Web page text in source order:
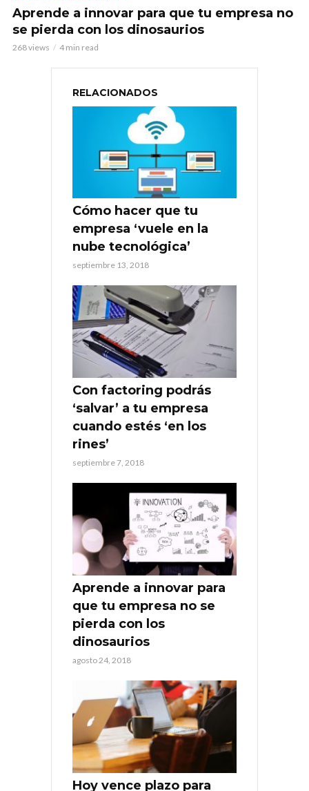
Aprende a innovar para que tu empresa no
se pierda con los dinosaurios
268 views 4 min read
RELACIONADOS
Cómo hacer que tu
empresa ‘vuele en la
nube tecnológica’
septiembre 13, 2018
Con factoring podrás
‘salvar’ a tu empresa
cuando estés ‘en los
rines’
septiembre 7, 2018
Aprende a innovar para
que tu empresa no se
pierda con los
dinosaurios
agosto 24, 2018
Hoy vence plazo para